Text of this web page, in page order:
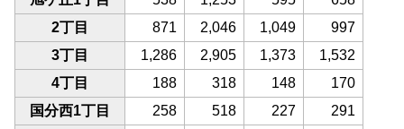
2丁目
871 2,046 1,049
997
3丁目
1,286 2,905 1,373
1,532
4丁目
188 318 148
170
国分西1丁目
258 518 227
291